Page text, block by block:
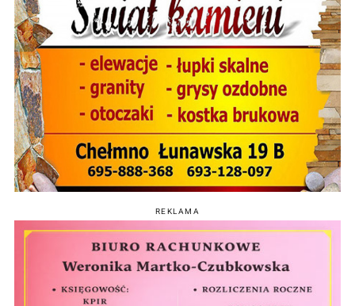
REKLAMA